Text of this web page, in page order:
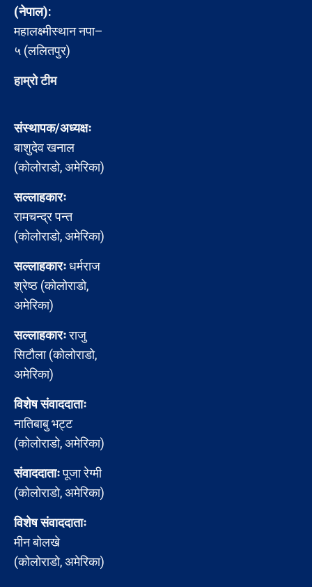
(नेपाल):
महालक्ष्मीस्थान नपा–
५ (ललितपुर)
हाम्रो टीम
संस्थापक/अध्यक्षः
बाशुदेव खनाल
(कोलोराडो, अमेरिका)
सल्लाहकारः
रामचन्द्र पन्त
(कोलोराडो, अमेरिका)
सल्लाहकारःधर्मराज
श्रेष्ठ (कोलोराडो,
अमेरिका)
सल्लाहकारःराजु
सिटौला (कोलोराडो,
अमेरिका)
विशेष संवाददाताः
नातिबाबु भट्ट
(कोलोराडो, अमेरिका)
संवाददाताःपूजा रेग्मी
(कोलोराडो, अमेरिका)
विशेष संवाददाताः
मीन बोलखे
(कोलोराडो, अमेरिका)